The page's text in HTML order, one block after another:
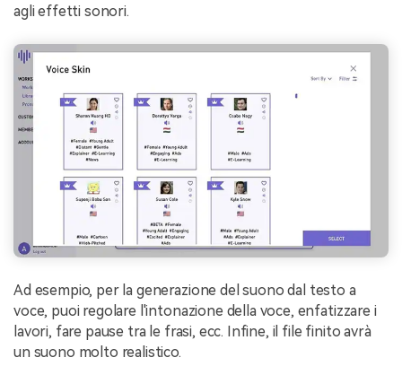
agli effetti sonori.
Ad esempio, per la generazione del suono dal testo a
voce, puoi regolare l'intonazione della voce, enfatizzare i
lavori, fare pause tra le frasi, ecc. Infine, il file finito avrà
un suono molto realistico.